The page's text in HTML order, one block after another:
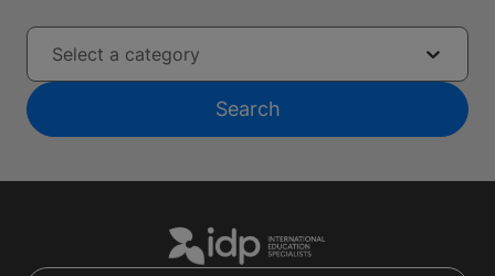
Select a category
Search